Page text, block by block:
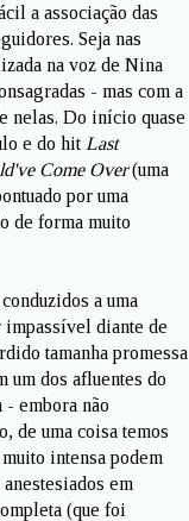
a associação das
Seja nas
na voz de Nina
- mas com a
nelas. Do início quase
e do hit Last
Come Over(uma
por uma
de forma muito
a uma
impassível diante de
tamanha promessa
um dos afluentes do
embora não
de uma coisa temos
intensa podem
em
(que foi